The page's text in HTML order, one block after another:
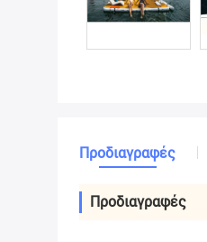
Προδιαγραφές
Προδιαγραφές